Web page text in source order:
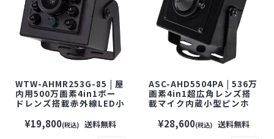
WTW-AHMR253G-85 | 屋
内用500万画素4in1ボー
ドレンズ搭載赤外線LED小
【防犯カメラ】【監視カ
メラ】【セキュリティーカ
¥19,800(税込) 送料無料
ASC-AHD5504PA | 536万
画素4in1超広角レンズ搭
載マイク内蔵小型ピンホ
ラ】【監視カメラ】【セ
キュリティーカメラ】【小
¥28,600(税込) 送料無料